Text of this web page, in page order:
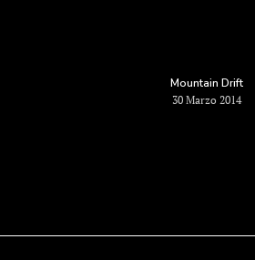
Mountain Drift
30 Marzo 2014